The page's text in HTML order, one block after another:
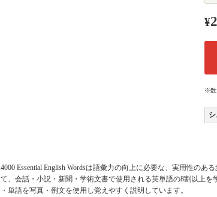
¥
※数
4000 Essential English Wordsは語彙力の向上に必要な、実用性の
て、会話・小説・新聞・学術文書で使用される英単語の8割以上を
・単語を写真・例文を使用し覚えやすく説明しています。